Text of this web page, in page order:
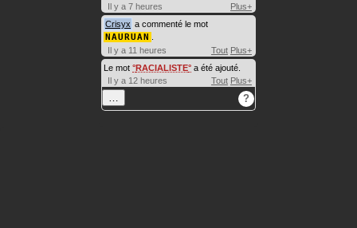
Il y a 7 heures
Plus+
Crisyx a commenté le mot
NAURUAN
Il y a 11 heures
Tout Plus+
Le mot RACIALISTE a été ajouté.
Il y a 12 heures
Tout Plus+
… ?